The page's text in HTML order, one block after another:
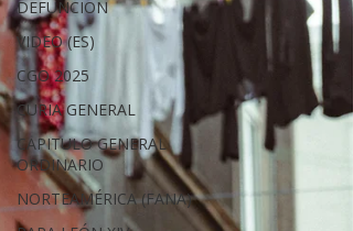
DEFUNCION
VIDEO (ES)
CGO 2025
CURIA GENERAL
CAPITULO GENERAL
ORDINARIO
NORTEAMÉRICA (FANA)